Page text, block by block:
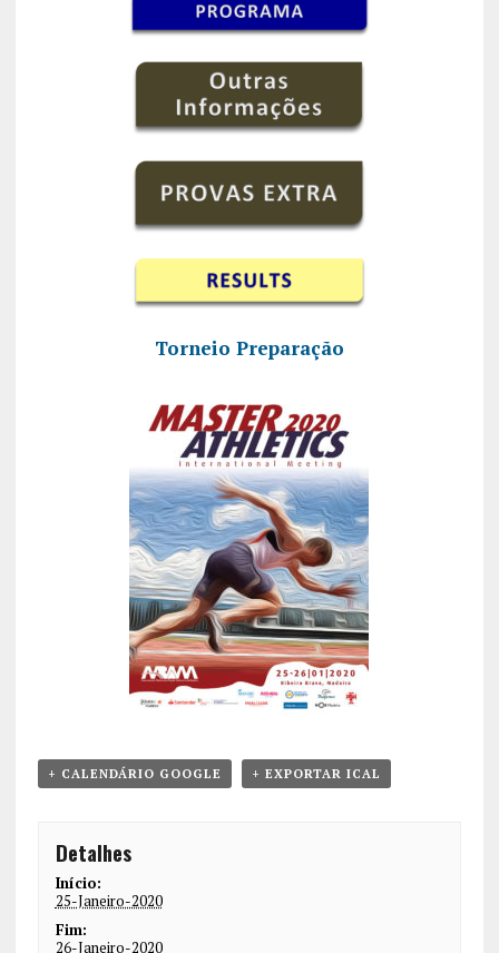
Torneio Preparação
+ CALENDÁRIO GOOGLE + EXPORTAR ICAL
Detalhes
Início:
25-Janeiro-2020
Fim:
26-Janeiro-2020